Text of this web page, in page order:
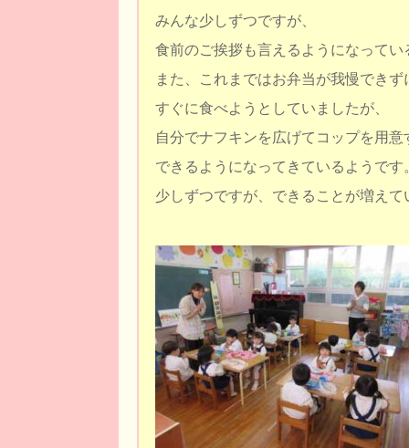
みんな少しずつですが、
食前のご挨拶も言えるようになってい
また、これまではお弁当が我慢できず
すぐに食べようとしていましたが、
自分でナフキンを広げてコップを用
できるようになってきているようです
少しずつですが、できることが増え